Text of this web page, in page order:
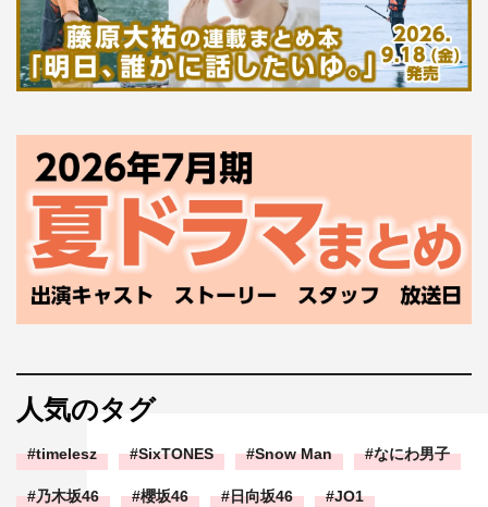
人気のタグ
timelesz SixTONES Snow Man なにわ男子
乃木坂46 櫻坂46 日向坂46 JO1